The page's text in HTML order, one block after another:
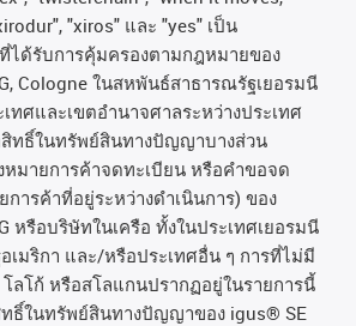
"xiros" และ "yes" เป็น
ได้รับการคุ้มครองตามกฎหมายของ
Cologne ในสหพันธ์สาธารณรัฐเยอรมนี
ทศและเขตอํานาจศาลระหว่างประเทศ
ทธิ์ในทรัพย์สินทางปัญญาบางส่วน
หมายการค้าจดทะเบียน หรือคำขอจด
การค้าที่อยู่ระหว่างดำเนินการ) ของ
หรือบริษัทในเครือ ทั้งในประเทศเยอรมนี
เมริกา และ/หรือประเทศอื่น ๆ การที่ไม่มี
โลโก้ หรือสโลแกนปรากฏอยู่ในรายการนี้
ทธิ์ในทรัพย์สินทางปัญญาของ igus® SE